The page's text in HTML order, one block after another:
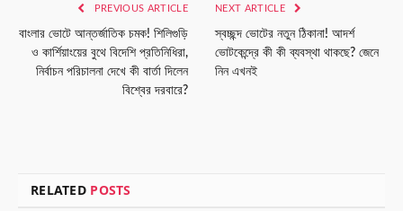
PREVIOUS ARTICLE
বাংলার ভোটে আন্তর্জাতিক চমক! শিলিগুড়ি
ও কার্শিয়াংয়ের বুথে বিদেশি প্রতিনিধিরা,
নির্বাচন পরিচালনা দেখে কী বার্তা দিলেন
বিশ্বের দরবারে?
NEXT ARTICLE
স্বচ্ছন্দ ভোটের নতুন ঠিকানা! আদর্শ
ভোটকেন্দ্রে কী কী ব্যবস্থা থাকছে? জেনে
নিন এখনই
RELATED POSTS